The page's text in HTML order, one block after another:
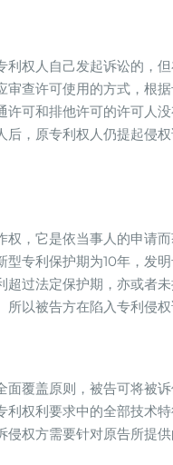
利权人自己发起诉讼的，
审查许可使用的方式，根
可和排他许可的许可人
后，原专利权人仍提起侵
权，它是依当事人的申请
型专利保护期为10年，发
超过法定保护期，亦或者
所以被告方在陷入专利侵
面覆盖原则，被告可将被
利权利要求中的全部技术
权方需要针对原告所提供